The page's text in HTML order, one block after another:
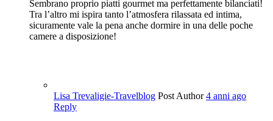
Sembrano proprio piatti gourmet ma perfettamente bilanciati!
Tra l’altro mi ispira tanto l’atmosfera rilassata ed intima,
sicuramente vale la pena anche dormire in una delle poche
camere a disposizione!
Lisa Trevaligie-Travelblog Post Author 4 anni ago
Reply